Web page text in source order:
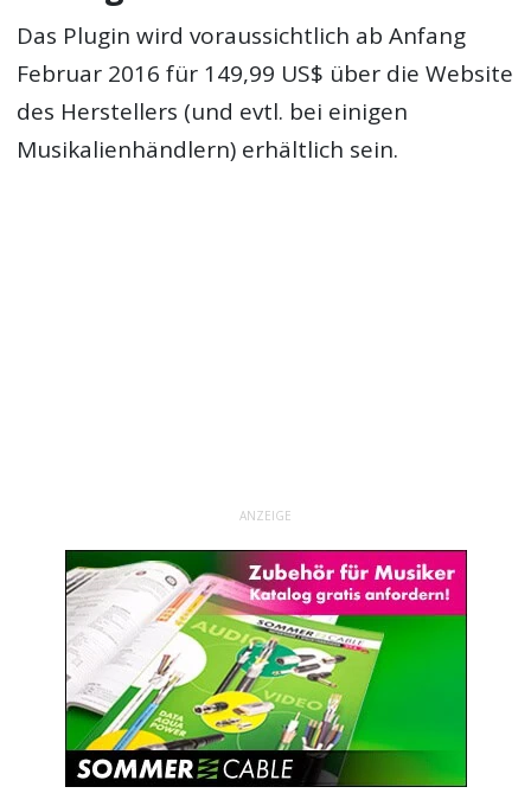
Das Plugin wird voraussichtlich ab Anfang
Februar 2016 für 149,99 US$ über die Website
des Herstellers (und evtl. bei einigen
Musikalienhändlern) erhältlich sein.
ANZEIGE